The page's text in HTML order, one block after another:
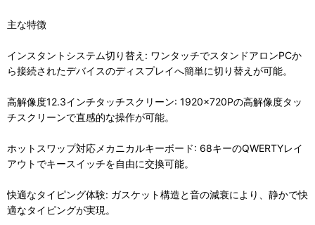
主な特徴
インスタントシステム切り替え: ワンタッチでスタンドアロンPCか
ら接続されたデバイスのディスプレイへ簡単に切り替えが可能。
高解像度12.3インチタッチスクリーン: 1920×720Pの高解像度タッ
チスクリーンで直感的な操作が可能。
ホットスワップ対応メカニカルキーボード: 68キーのQWERTYレイ
アウトでキースイッチを自由に交換可能。
快適なタイピング体験: ガスケット構造と音の減衰により、静かで快
適なタイピングが実現。